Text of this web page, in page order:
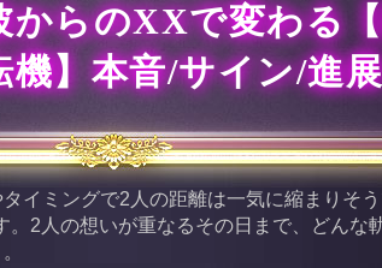
からのXXで変わる
機】本音/サイン/進
タイミングで2人の距離は一気に縮まりそ
。2人の想いが重なるその日まで、どんな